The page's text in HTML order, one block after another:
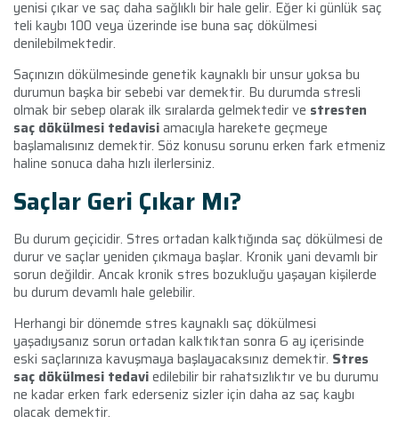
yenisi çıkar ve saç daha sağlıklı bir hale gelir. Eğer ki günlük saç
teli kaybı 100 veya üzerinde ise buna saç dökülmesi
denilebilmektedir.
Saçınızın dökülmesinde genetik kaynaklı bir unsur yoksa bu
durumun başka bir sebebi var demektir. Bu durumda stresli
olmak bir sebep olarak ilk sıralarda gelmektedir ve stresten
saç dökülmesi tedavisiamacıyla harekete geçmeye
başlamalısınız demektir. Söz konusu sorunu erken fark etmeniz
haline sonuca daha hızlı ilerlersiniz.
Saçlar Geri Çıkar Mı?
Bu durum geçicidir. Stres ortadan kalktığında saç dökülmesi de
durur ve saçlar yeniden çıkmaya başlar. Kronik yani devamlı bir
sorun değildir. Ancak kronik stres bozukluğu yaşayan kişilerde
bu durum devamlı hale gelebilir.
Herhangi bir dönemde stres kaynaklı saç dökülmesi
yaşadıysanız sorun ortadan kalktıktan sonra 6 ay içerisinde
eski saçlarınıza kavuşmaya başlayacaksınız demektir. Stres
saç dökülmesi tedaviedilebilir bir rahatsızlıktır ve bu durumu
ne kadar erken fark ederseniz sizler için daha az saç kaybı
olacak demektir.